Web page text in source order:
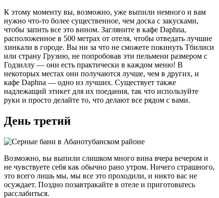
К этому моменту вы, возможно, уже выпили немного и вам
нужно что-то более существенное, чем доска с закусками,
чтобы запить все это вином. Загляните в кафе Daphna,
расположенное в 500 метрах от отеля, чтобы отведать лучшие
хинкали в городе. Вы ни за что не сможете покинуть Тбилиси
или страну Грузию, не попробовав эти пельмени размером с
Годзиллу — они есть практически в каждом меню! В
некоторых местах они получаются лучше, чем в других, и
кафе Daphna — одно из лучших. Существует также
надлежащий этикет для их поедания, так что используйте
руки и просто делайте то, что делают все рядом с вами.
День третий
Возможно, вы выпили слишком много вина вчера вечером и
не чувствуете себя как обычно рано утром. Ничего страшного,
это всего лишь мы, мы все это проходили, и никто вас не
осуждает. Поздно позавтракайте в отеле и приготовьтесь
расслабиться.